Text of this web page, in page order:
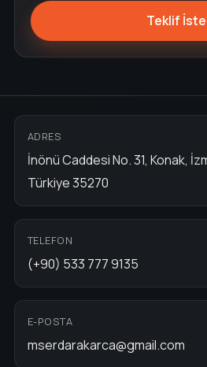
Teklif İste
ADRES
İnönü Caddesi No. 31, Konak,
Türkiye 35270
TELEFON
(+90) 533 777 9135
E-POSTA
mserdarakarca@gmail.com